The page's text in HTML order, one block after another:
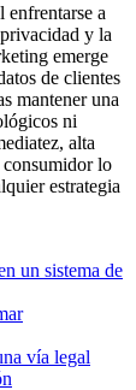
enfrentarse a
y la
emerge
de clientes
mantener una
ni
alta
consumidor lo
estrategia
un sistema de
vía legal